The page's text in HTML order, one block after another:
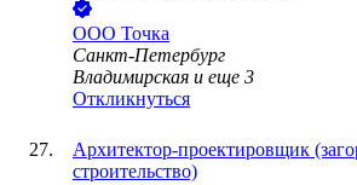
ООО Точка
Санкт-Петербург
Владимирская и еще 3
Откликнуться
Архитектор-проектировщик
строительство)